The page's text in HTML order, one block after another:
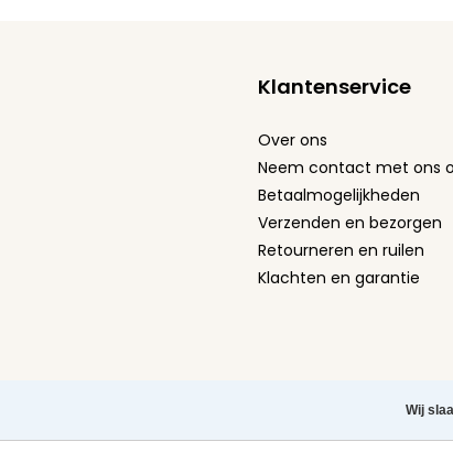
Klantenservice
Over ons
Neem contact met ons
Betaalmogelijkheden
Verzenden en bezorgen
Retourneren en ruilen
Klachten en garantie
Copyright © 2026Wij